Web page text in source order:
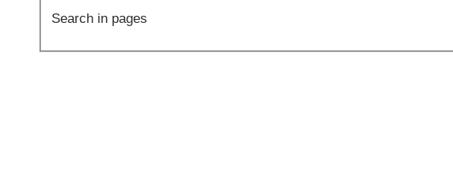
Search in pages